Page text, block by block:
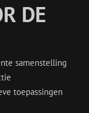
DE
samenstelling
toepassingen